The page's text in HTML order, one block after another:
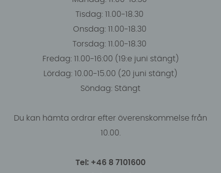
Tisdag: 11.00-18.30
Onsdag: 11.00-18.30
Torsdag: 11.00-18.30
Fredag: 11.00-16:00 (19:e juni stängt)
Lördag: 10.00-15.00 (20 juni stängt)
Söndag: Stängt
Du kan hämta ordrar efter överenskommelse från
10.00.
Tel: +46 8 7101600